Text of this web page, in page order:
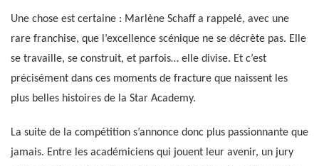
Une chose est certaine : Marlène Schaff a rappelé, avec une
rare franchise, que l’excellence scénique ne se décrète pas. Elle
se travaille, se construit, et parfois… elle divise. Et c’est
précisément dans ces moments de fracture que naissent les
plus belles histoires de la Star Academy.
La suite de la compétition s’annonce donc plus passionnante que
jamais. Entre les académiciens qui jouent leur avenir, un jury